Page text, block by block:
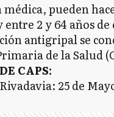
médica, pueden
entre 2 y 64 años
antigripal se
de la Salud
CAPS:
25 de